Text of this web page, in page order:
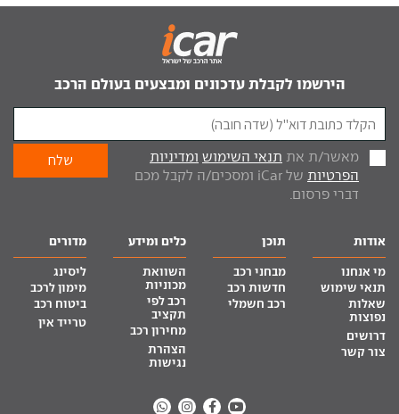
הירשמו לקבלת עדכונים ומבצעים בעולם הרכב
מאשר/ת את תנאי השימוש ומדיניות
הפרטיות
של iCar ומסכים/ה לקבל מכם
דברי פרסום.
אודות
מי אנחנו
תנאי שימוש
שאלות
נפוצות
דרושים
צור קשר
תוכן
מבחני רכב
חדשות רכב
רכב חשמלי
כלים ומידע
השוואת
מכוניות
רכב לפי
תקציב
מחירון רכב
הצהרת
נגישות
מדורים
ליסינג
מימון לרכב
ביטוח רכב
טרייד אין